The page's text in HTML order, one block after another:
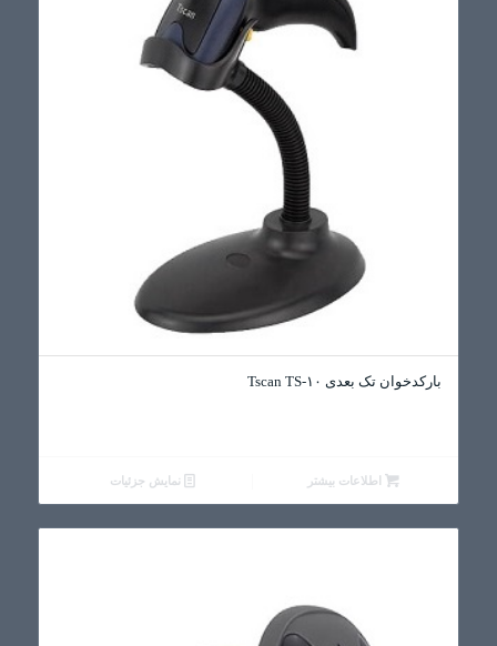
بارکدخوان تک بعدی Tscan TS-۱۰
اطلاعات بیشتر نمایش جزئیات